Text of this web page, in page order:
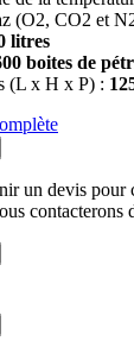
(O2, CO2 et
litres
boites de
(L x H x P) :
un devis pour
contacterons